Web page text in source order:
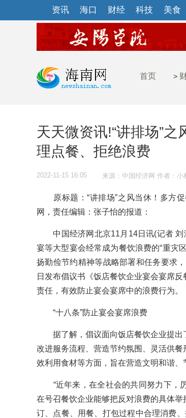
资讯 海口 财经 科技 美食
首页 >
天天微资讯!“讲排场”
理点餐、拒绝浪费
2022-11-15 16:05 来源：中国经济网 作者：小
原标题：“讲排场”之风当休！多方促
网，责任编辑：张子怡的报道：
中国经济网北京11月14日讯(记者 刘
宴等大型宴会经常成为餐饮浪费的“重灾
扬勤俭节约精神等战略部署和任务要求
日发布倡议书《饭店餐饮企业宴会宴席
责任，有效防止宴会宴席中的浪费行为。
“十八条”防止宴会宴席浪费
据了解，倡议面向饭店餐饮企业提出
改进服务流程、营造节约氛围、灵活供
效利用食材等方面，旨在营造文明和谐、
“近年来，在全社会的共同努力下，
在号召餐饮企业能够把反对浪费的具体
订、点餐、用餐、打包过程中合理消费